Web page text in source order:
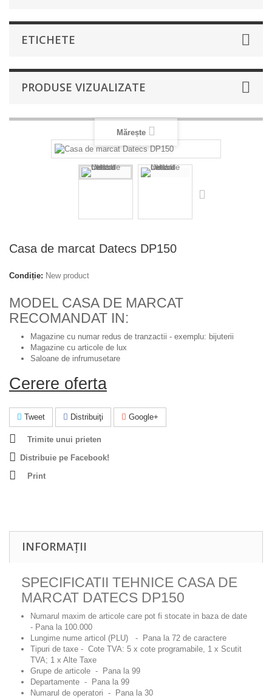
ETICHETE
PRODUSE VIZUALIZATE
Mărește
Casa de marcat Datecs DP150
Condiție: New product
MODEL CASA DE MARCAT
RECOMANDAT IN:
Magazine cu numar redus de tranzactii - exemplu: bijuterii
Magazine cu articole de lux
Saloane de infrumusetare
Cerere oferta
Tweet Distribuiţi Google+
Trimite unui prieten
Distribuie pe Facebook!
Print
INFORMAȚII
SPECIFICATII TEHNICE CASA DE
MARCAT DATECS DP150
Numarul maxim de articole care pot fi stocate in baza de date
- Pana la 100.000
Lungime nume articol (PLU) - Pana la 72 de caractere
Tipuri de taxe - Cote TVA: 5 x cote programabile, 1 x Scutit
TVA; 1 x Alte Taxe
Grupe de articole - Pana la 99
Departamente - Pana la 99
Numarul de operatori - Pana la 30